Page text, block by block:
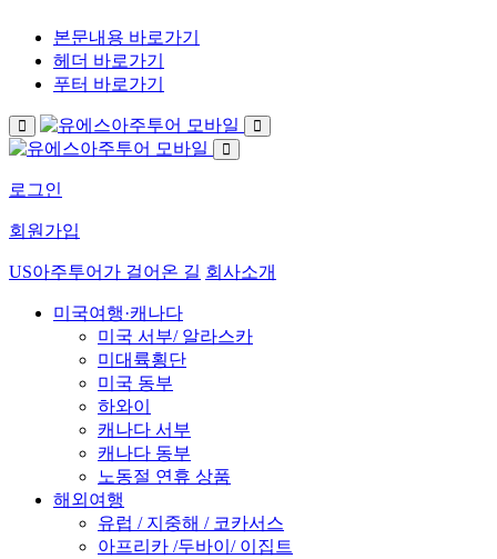
본문내용 바로가기
헤더 바로가기
푸터 바로가기
로그인
회원가입
US아주투어가 걸어온 길 회사소개
미국여행·캐나다
미국 서부/ 알라스카
미대륙횡단
미국 동부
하와이
캐나다 서부
캐나다 동부
노동절 연휴 상품
해외여행
유럽 / 지중해 / 코카서스
아프리카 /두바이/ 이집트